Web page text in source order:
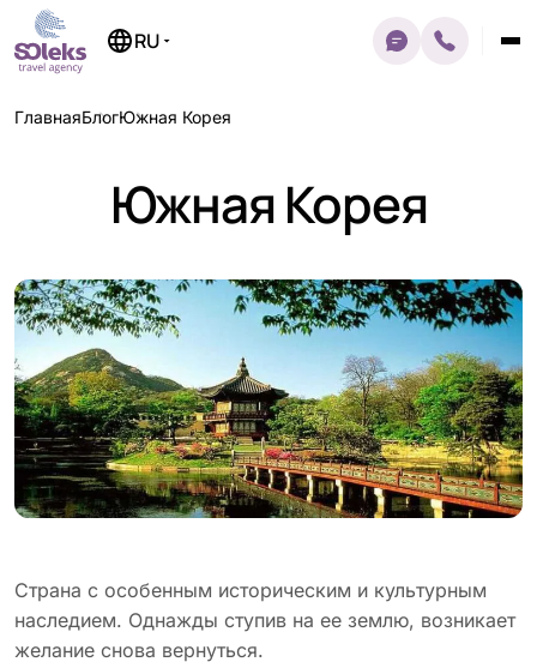
Перейти
содержимому
RU
ГлавнаяБлогЮжная Корея
Южная Корея
Страна с особенным историческим и культурным
наследием. Однажды ступив на ее землю, возникает
желание снова вернуться.